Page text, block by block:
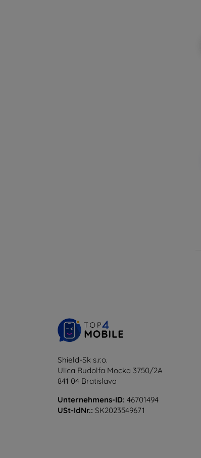
Shield-Sk s.r.o.
Ulica Rudolfa Mocka 3750/2A
841 04 Bratislava
Unternehmens-ID: 46701494
USt-IdNr.: SK2023549671